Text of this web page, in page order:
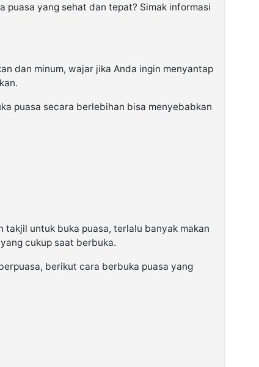
puasa yang sehat dan tepat? Simak informasi
dan minum, wajar jika Anda ingin menyantap
puasa secara berlebihan bisa menyebabkan
takjil untuk buka puasa, terlalu banyak makan
cukup saat berbuka.
berikut cara berbuka puasa yang